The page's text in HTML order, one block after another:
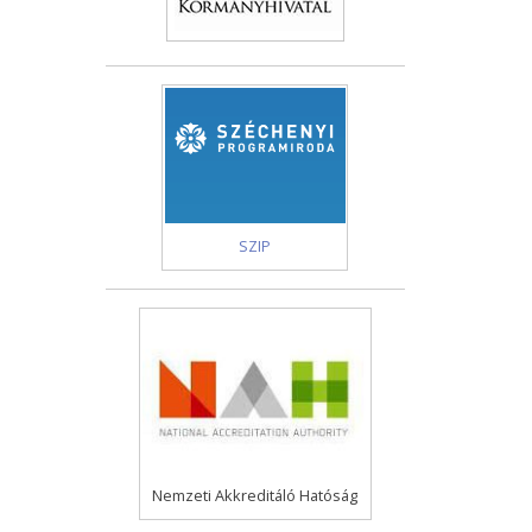
SZIP
Nemzeti Akkreditáló Hatóság